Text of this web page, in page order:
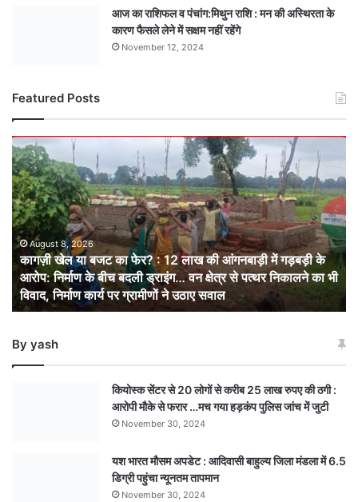
आज का राशिफल व पंचांग:मिथुन राशि : मन की अस्थिरता के
कारण फैसले लेने में सक्षम नहीं रहेंगे
November 12, 2024
Featured Posts
कागज़ी
खेल
या
बजट
का
फेर?
:
12
लाख
की
आंगनबाड़ी
गड़बड़ी
के
August 8, 2026
कागज़ी खेल या बजट का फेर? : 12 लाख की आंगनबाड़ी में गड़बड़ी के
आरोप: निर्माण के बीच बदली ड्राइंग… वन क्षेत्र से पत्थर निकालने का भी
विवाद, निर्माण कार्य पर ग्रामीणों ने उठाए सवाल
By yash
कियोस्क सेंटर से 20 लोगों से करीब 25 लाख रुपए की ठगी :
आरोपी मौके से फरार …मच गया हड़कंप पुलिस जांच में जुटी
November 30, 2024
यश भारत मौसम अपडेट : आदिवासी बाहुल्य जिला मंडला में 6.5
डिग्री पहुंचा न्यूनतम तापमान
November 30, 2024